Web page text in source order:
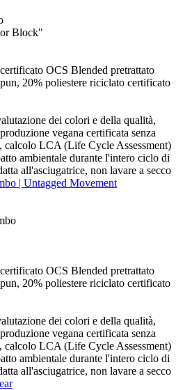
Block"
OCS Blended pretrattato
20% poliestere riciclato certificato
dei colori e della qualità,
vegana certificata senza
calcolo LCA (Life Cycle Assessment)
ambientale durante l'intero ciclo di
all'asciugatrice, non lavare a secco
| Untagged Movement
OCS Blended pretrattato
20% poliestere riciclato certificato
dei colori e della qualità,
vegana certificata senza
calcolo LCA (Life Cycle Assessment)
ambientale durante l'intero ciclo di
all'asciugatrice, non lavare a secco